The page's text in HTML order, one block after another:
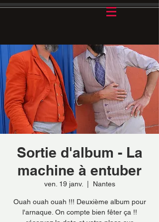
Sortie d'album - La
machine à entuber
ven. 19 janv. Nantes
Ouah ouah ouah !!! Deuxième album pour
l'arnaque. On compte bien fêter ça !!